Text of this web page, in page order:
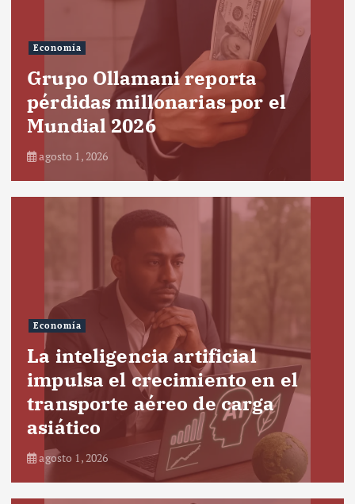
Economía
Grupo Ollamani reporta
pérdidas millonarias por el
Mundial 2026
agosto 1, 2026
Economía
La inteligencia artificial
impulsa el crecimiento en el
transporte aéreo de carga
asiático
agosto 1, 2026